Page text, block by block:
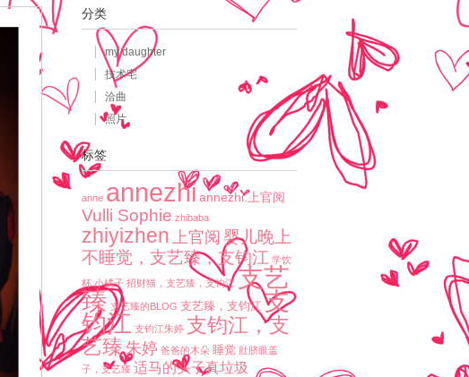
分类
my daughter
技术宅
洽曲
照片
标签
anne annezhi annezhi.上官阅
Vulli Sophie zhibaba
zhiyizhen 上官阅 婴儿晚上
不睡觉，支艺臻，支钧江 学饮
杯 小橘子 招财猫，支艺臻，支钧江 支艺
臻 支艺臻的BLOG 支艺臻，支钧江 支
钧江 支钧江朱婷 支钧江，支
艺臻朱婷 爸爸的木朵 睡觉 肚脐眼盖
子，支艺臻 适马的头子真垃圾